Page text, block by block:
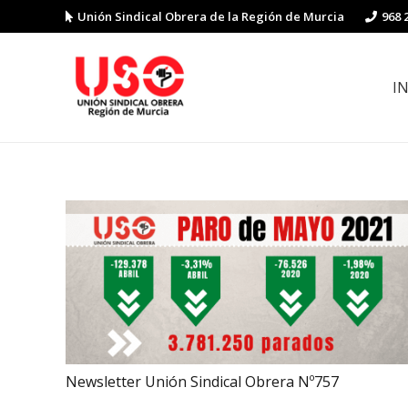
Unión Sindical Obrera de la Región de Murcia 968
Newsletter Unión Sindical Obrera Nº757